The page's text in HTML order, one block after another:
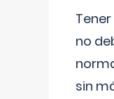
no
sin